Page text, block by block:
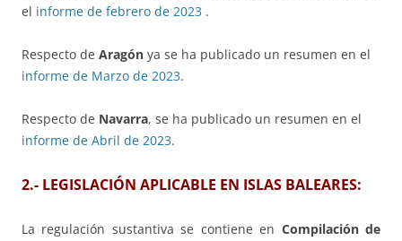
el informe de febrero de 2023 .
Respecto de Aragón ya se ha publicado un resumen en el
informe de Marzo de 2023.
Respecto de Navarra, se ha publicado un resumen en el
informe de Abril de 2023.
2.- LEGISLACIÓN APLICABLE EN ISLAS BALEARES:
La regulación sustantiva se contiene en Compilación de